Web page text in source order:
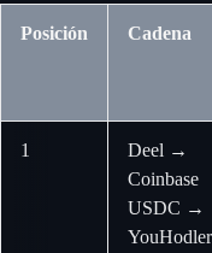
Posición Cadena
1
Deel →
Coinbase
USDC →
YouHodler